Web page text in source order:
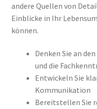
andere Quellen von
Einblicke in Ihr
können.
Denken Sie an
und die
Entwickeln Sie
Kommunikation
Bereitstellen Sie